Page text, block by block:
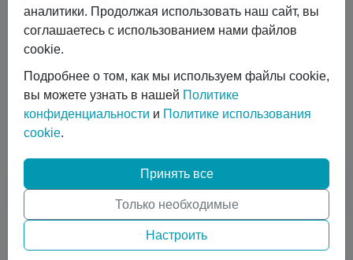
#Эксплуатация криоцилиндра
#Экономика и выбор
#Сравнение технологий
#Газовый лазер
#Горизонтальные криоцилиндры
#Ремонт и обслуживание
#Транспортировка жидких газов
#Газовые баллоны
#Вентиль выдачи жидкости
аналитики. Продолжая использовать наш сайт, вы
соглашаетесь с использованием нами файлов
cookie.
Подробнее о том, как мы используем файлы cookie,
вы можете узнать в нашей Политике
конфиденциальности и Политике использования
cookie.
Принять все
Только необходимые
Настроить